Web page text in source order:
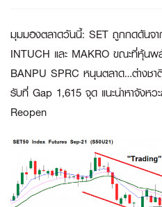
มุมมองตลาดวันนี้: SET ถูกกดดันจา
INTUCH และ MAKRO ขณะที่หุ้นพ
BANPU SPRC หนุนตลาด…ต่างช
รับที่ Gap 1,615 จุด แนะนำหาจังหว
Reopen